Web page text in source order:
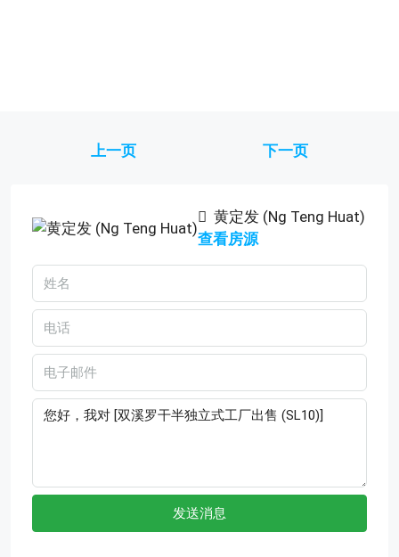
上一页 下一页
黄定发 (Ng Teng Huat)
查看房源
发送消息